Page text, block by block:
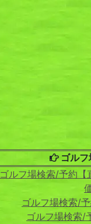
ゴル
ゴルフ場検索/予約
ゴルフ場検索/
ゴルフ場検索/